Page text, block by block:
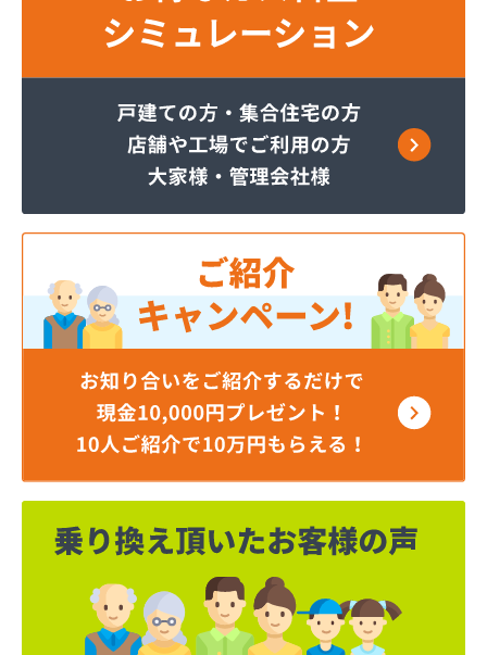
株式会社アイティーエス
株式会社アイティーエス 南支店
株式会社イデックスガス 熊本中央営業所
株式会社ウエハラ
株式会社エコア 八代営業所
株式会社エコア 北部充填所
株式会社シバタ 熊本営業所
株式会社ジャパンクラフト
株式会社ダイイチライフ
株式会社タイプロ
株式会社タキガワ
株式会社ツバメ商会
株式会社フジイエネルギー
株式会社ホームエネルギー南九州
株式会社ホームエネルギー南九州
株式会社ミスミ 八代支店
株式会社ミスミ 八代事業所
株式会社ライフサポート九州 LPガス課
株式会社丸仙商会